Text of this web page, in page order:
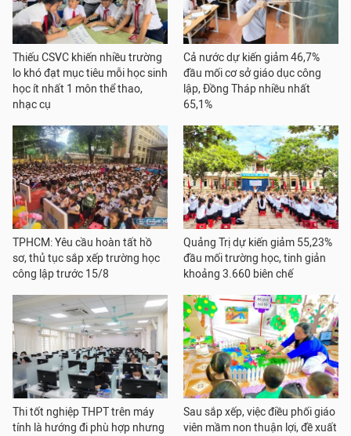
Thiếu CSVC khiến nhiều trường
lo khó đạt mục tiêu mỗi học sinh
học ít nhất 1 môn thể thao,
nhạc cụ
Cả nước dự kiến giảm 46,7%
đầu mối cơ sở giáo dục công
lập, Đồng Tháp nhiều nhất
65,1%
TPHCM: Yêu cầu hoàn tất hồ
sơ, thủ tục sắp xếp trường học
công lập trước 15/8
Quảng Trị dự kiến giảm 55,23%
đầu mối trường học, tinh giản
khoảng 3.660 biên chế
Thi tốt nghiệp THPT trên máy
tính là hướng đi phù hợp nhưng
Sau sắp xếp, việc điều phối giáo
viên mầm non thuận lợi, đề xuất